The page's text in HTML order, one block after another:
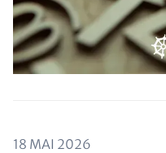
18 MAI 2026